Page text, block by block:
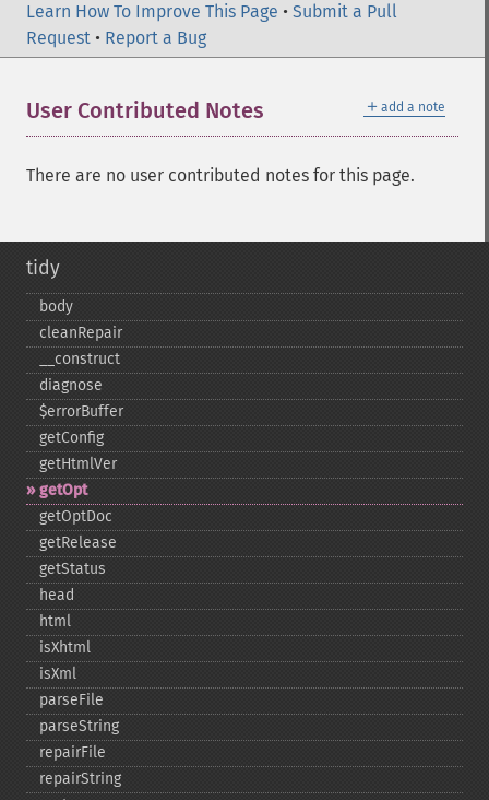
Learn How To Improve This Page • Submit a Pull
Request • Report a Bug
＋ add a note
User Contributed Notes
There are no user contributed notes for this page.
tidy
body
cleanRepair
_​_​construct
diagnose
$errorBuffer
getConfig
getHtmlVer
getOpt
getOptDoc
getRelease
getStatus
head
html
isXhtml
isXml
parseFile
parseString
repairFile
repairString